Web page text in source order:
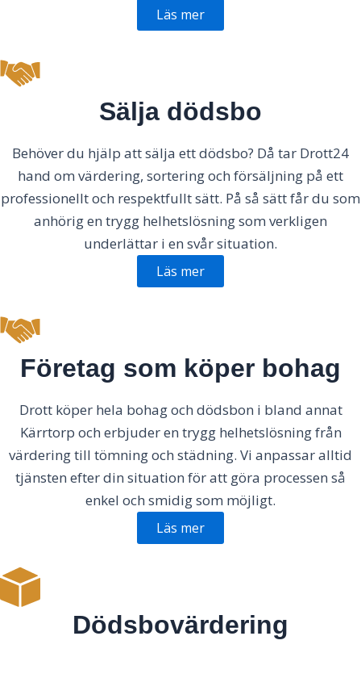
Läs mer
Sälja dödsbo
Behöver du hjälp att sälja ett dödsbo? Då tar Drott24
hand om värdering, sortering och försäljning på ett
professionellt och respektfullt sätt. På så sätt får du som
anhörig en trygg helhetslösning som verkligen
underlättar i en svår situation.
Läs mer
Företag som köper bohag
Drott köper hela bohag och dödsbon i bland annat
Kärrtorp och erbjuder en trygg helhetslösning från
värdering till tömning och städning. Vi anpassar alltid
tjänsten efter din situation för att göra processen så
enkel och smidig som möjligt.
Läs mer
Dödsbovärdering